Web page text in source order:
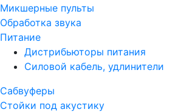
Микшерные пульты
Обработка звука
Питание
Дистрибьюторы питания
Силовой кабель, удлинители
Сабвуферы
Стойки под акустику